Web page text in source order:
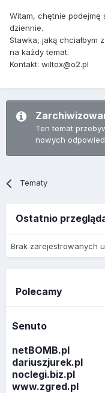
Witam, chętnie podejmę
dziennie.
Stawka, jaką chciałbym
na każdy temat.
Kontakt: wiltox@o2.pl
Ten temat
nowych
Tematy
Ostatnio
Brak zarejestrowanych
Polecamy
Senuto
netBOMB.pl
dariuszjurek.pl
noclegi.biz.pl
www.zgred.pl